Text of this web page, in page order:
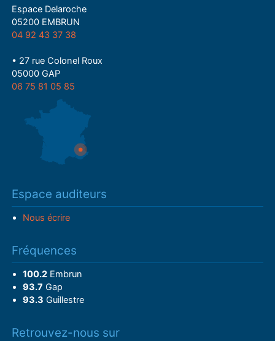
Espace Delaroche
05200 EMBRUN
04 92 43 37 38
• 27 rue Colonel Roux
05000 GAP
06 75 81 05 85
Espace auditeurs
Nous écrire
Fréquences
100.2Embrun
93.7 Gap
93.3 Guillestre
Retrouvez-nous sur